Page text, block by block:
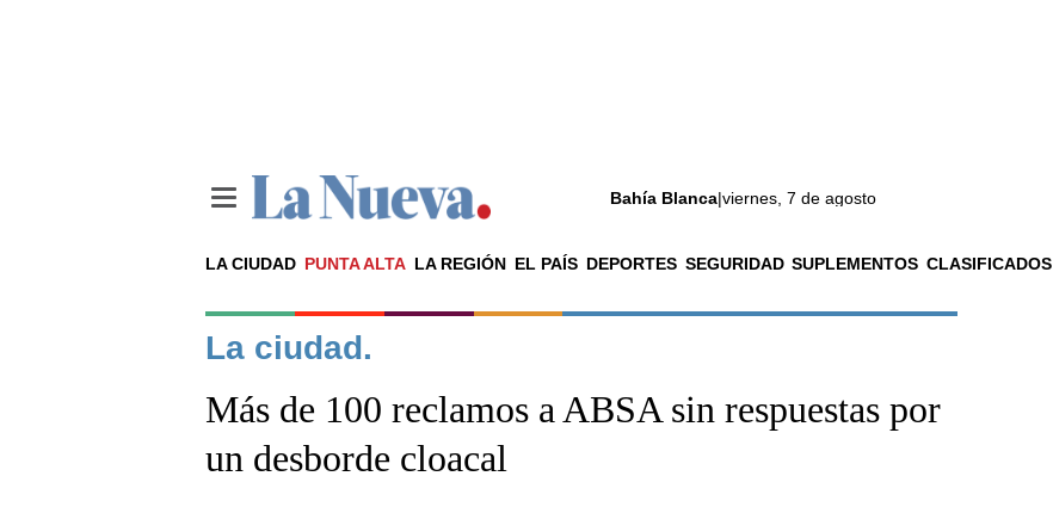
Bahía Blanca|viernes, 7 de agosto
LA CIUDAD PUNTA ALTA LA REGIÓN EL PAÍS DEPORTES SEGURIDAD SUPLEMENTOS CLASIFICADOS
Noticias
La ciudad
El país
La ciudad.
Más de 100 reclamos a ABSA sin respuestas por
un desborde cloacal